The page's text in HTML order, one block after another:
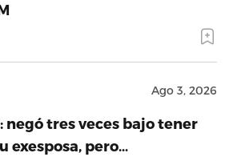
Ago 3, 2026
negó tres veces bajo tener
exesposa, pero…